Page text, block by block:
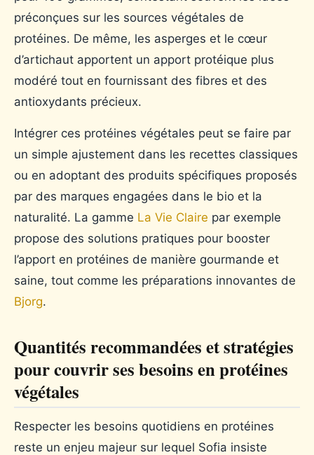
préconçues sur les sources végétales de
protéines. De même, les asperges et le cœur
d’artichaut apportent un apport protéique plus
modéré tout en fournissant des fibres et des
antioxydants précieux.
Intégrer ces protéines végétales peut se faire par
un simple ajustement dans les recettes classiques
ou en adoptant des produits spécifiques proposés
par des marques engagées dans le bio et la
naturalité. La gamme La Vie Claire par exemple
propose des solutions pratiques pour booster
l’apport en protéines de manière gourmande et
saine, tout comme les préparations innovantes de
Bjorg.
Quantités recommandées et stratégies
pour couvrir ses besoins en protéines
végétales
Respecter les besoins quotidiens en protéines
reste un enjeu majeur sur lequel Sofia insiste